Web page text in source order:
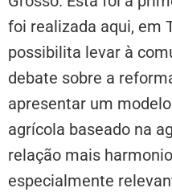
foi realizada aqui, em
possibilita levar à
debate sobre a
apresentar um
agrícola baseado na
relação mais
especialmente